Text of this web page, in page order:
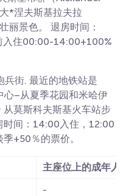
*涅夫斯基拉夫拉
丽景色。 退房时间：
入住00:00-14:00+100%
兵街. 最近的地铁站是
–从夏季花园和米哈伊
从莫斯科夫斯基火车站步
时间：14:00入住，12:00
+50％的票价。
主座位上的成年人
-